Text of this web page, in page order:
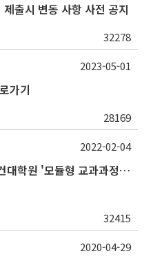
출시 변동 사항 사전 공지
32278
가기
28169
2023-05-01
SNU Inno-Edu 프로젝트 보건대학원 '모듈형 교과과정' 안내(revised 2022/2/28)
32415
2022-02-04
2020-04-29